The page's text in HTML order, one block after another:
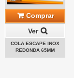
Comprar
Ver
COLA ESCAPE INOX
REDONDA 65MM